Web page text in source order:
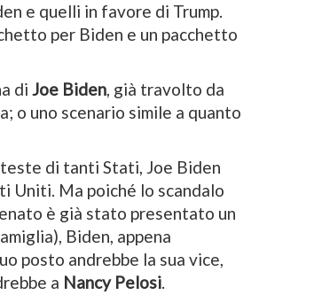
e quelli in favore di Trump.
per Biden e un pacchetto
di Joe Biden, già travolto da
o uno scenario simile a quanto
di tanti Stati, Joe Biden
Uniti. Ma poiché lo scandalo
è già stato presentato un
Biden, appena
posto andrebbe la sua vice,
a Nancy Pelosi.